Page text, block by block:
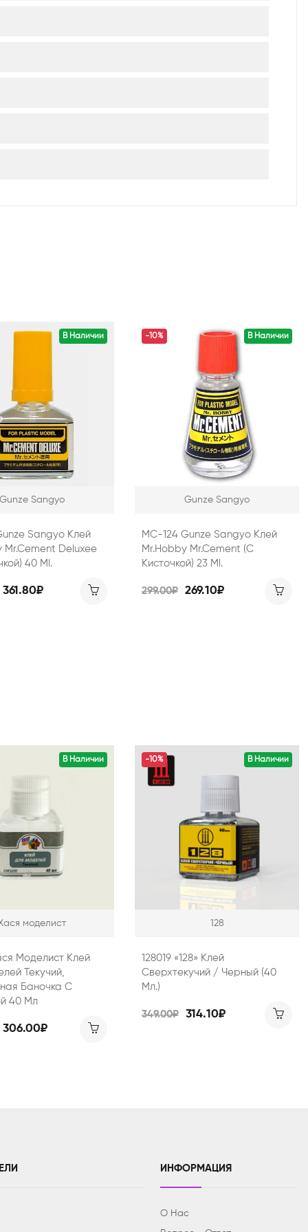
В Наличии
Gunze Sangyo
Sangyo Клей
Mr.Cement Deluxee
40 Ml.
361.80₽
В Наличии
-10%
Gunze Sangyo
MC-124 Gunze Sangyo Клей
Mr.Hobby Mr.Cement (с
Кисточкой) 23 Ml.
299.00₽ 269.10₽
В Наличии
моделист
Моделист Клей
Текучий,
Баночка С
40 Мл
306.00₽
В Наличии
-10%
128
128019 «128» Клей
Сверхтекучий / Черный (40
Мл.)
349.00₽ 314.10₽
ИНФОРМАЦИЯ
О Нас